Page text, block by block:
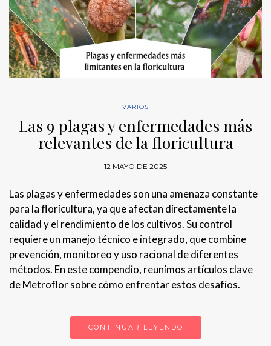
VARIOS
Las 9 plagas y enfermedades más
relevantes de la floricultura
12 MAYO DE 2025
Las plagas y enfermedades son una amenaza constante
para la floricultura, ya que afectan directamente la
calidad y el rendimiento de los cultivos. Su control
requiere un manejo técnico e integrado, que combine
prevención, monitoreo y uso racional de diferentes
métodos. En este compendio, reunimos artículos clave
de Metroflor sobre cómo enfrentar estos desafíos.
CONTINUAR LEYENDO